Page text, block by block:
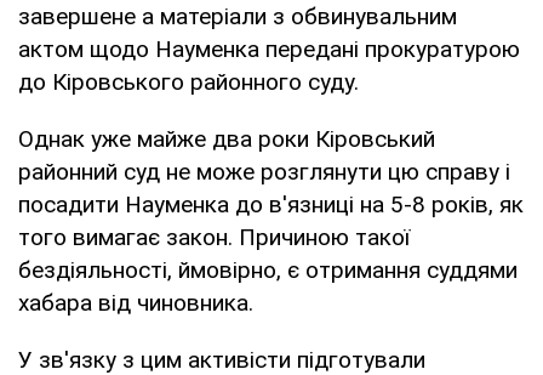
завершене а матеріали з обвинувальним
актом щодо Науменка передані прокуратурою
до Кіровського районного суду.
Однак уже майже два роки Кіровський
районний суд не може розглянути цю справу і
посадити Науменка до в'язниці на 5-8 років, як
того вимагає закон. Причиною такої
бездіяльності, ймовірно, є отримання суддями
хабара від чиновника.
У зв'язку з цим активісти підготували